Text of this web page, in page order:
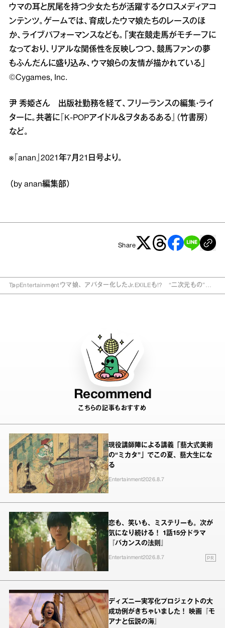
ウマの耳と尻尾を持つ少女たちが活躍するクロスメディアコ
ンテンツ。ゲームでは、育成したウマ娘たちのレースのほ
か、ライブパフォーマンスなども。「実在競走馬がモチーフに
なっており、リアルな関係性を反映しつつ、競馬ファンの夢
もふんだんに盛り込み、ウマ娘らの友情が描かれている」
©Cygames, Inc.
尹 秀姫さん 出版社勤務を経て、フリーランスの編集・ライ
ターに。共著に『K‐POPアイドル＆ヲタあるある』（竹書房）
など。
※『anan』2021年7月21日号より。
（by anan編集部）
Share
TopEntertainmentウマ娘、アバター化したJr.EXILEも!? “二次元もの”最
Recommend
こちらの記事もおすすめ
現役講師陣による講義「藝大式美術
の“ミカタ”」でこの夏、藝大生にな
る
Entertainment2026.8.7
恋も、笑いも、ミステリーも。次が
気になり続ける！ 1話15分ドラマ
『バカンスの法則』
Entertainment2026.8.7 PR
ディズニー実写化プロジェクトの大
成功例がきちゃいました！ 映画『モ
アナと伝説の海』